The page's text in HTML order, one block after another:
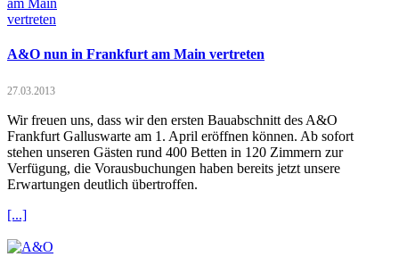
A&O nun in Frankfurt am Main vertreten
27.03.2013
Wir freuen uns, dass wir den ersten Bauabschnitt des A&O
Frankfurt Galluswarte am 1. April eröffnen können. Ab sofort
stehen unseren Gästen rund 400 Betten in 120 Zimmern zur
Verfügung, die Vorausbuchungen haben bereits jetzt unsere
Erwartungen deutlich übertroffen.
[...]